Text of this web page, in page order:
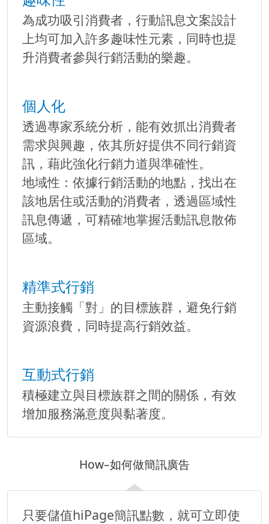
為成功吸引消費者，行動訊息文案設計
上均可加入許多趣味性元素，同時也提
升消費者參與行銷活動的樂趣。
個人化
透過專家系統分析，能有效抓出消費者
需求與興趣，依其所好提供不同行銷資
訊，藉此強化行銷力道與準確性。
地域性：依據行銷活動的地點，找出在
該地居住或活動的消費者，透過區域性
訊息傳遞，可精確地掌握活動訊息散佈
區域。
精準式行銷
主動接觸「對」的目標族群，避免行銷
資源浪費，同時提高行銷效益。
互動式行銷
積極建立與目標族群之間的關係，有效
增加服務滿意度與黏著度。
How–如何做簡訊廣告
只要儲值hiPage簡訊點數，就可立即使